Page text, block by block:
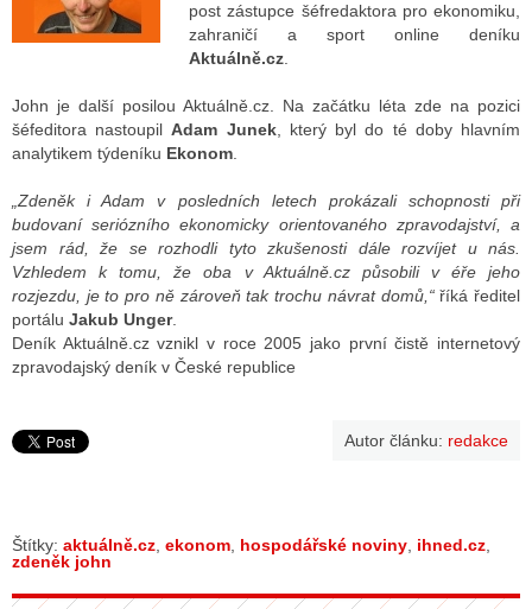
RÁDIÍ
TELEVIZE
TELEVIZÍ
VYSÍLAČE
INTERNET
RÁDIA
STRÁNKY RÁDIÍ
TISK
post zástupce šéfredaktora pro ekonomiku,
zahraničí a sport online deníku
Aktuálně.cz
John je další posilou Aktuálně.cz. Na začátku léta zde na pozici
šéfeditora nastoupilAdam Junek, který byl do té doby hlavním
analytikem týdeníku Ekonom
„Zdeněk i Adam v posledních letech prokázali schopnosti při
budovaní seriózního ekonomicky orientovaného zpravodajství, a
jsem rád, že se rozhodli tyto zkušenosti dále rozvíjet u nás.
Vzhledem k tomu, že oba v Aktuálně.cz působili v éře jeho
rozjezdu, je to pro ně zároveň tak trochu návrat domů,“říká ředitel
portálu Jakub Unger.
Deník Aktuálně.cz vznikl v roce 2005 jako první čistě internetový
zpravodajský deník v České republice
Autor článku: redakce
Štítky: aktuálně.cz ekonom hospodářské noviny ihned.cz
zdeněk john